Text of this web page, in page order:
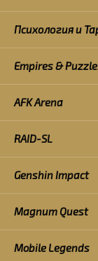
Психология и
Empires &
AFK Arena
RAID-SL
Genshin Impact
Magnum Quest
Mobile Legends